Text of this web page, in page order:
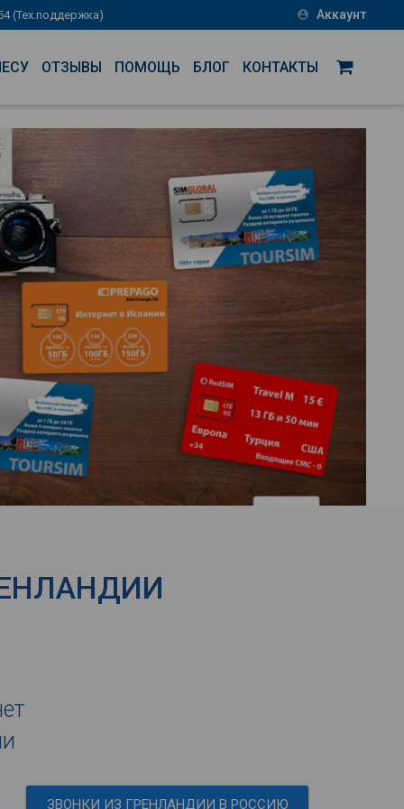
(Тех.поддержка) account_circle Аккаунт
ОТЗЫВЫ ПОМОЩЬ БЛОГ КОНТАКТЫ
ЗВОНКИ ИЗ ГРЕНЛАНДИИ В РОССИЮ